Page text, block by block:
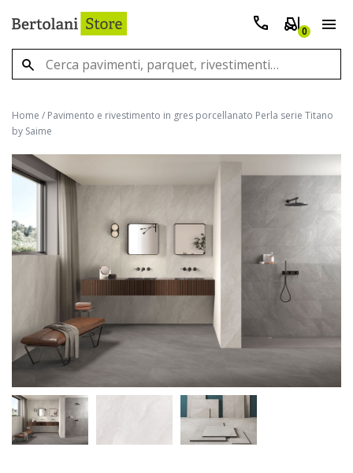
0
Home / Pavimento e rivestimento in gres porcellanato Perla serie Titano
by Saime